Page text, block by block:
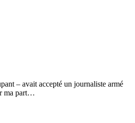
– avait accepté un journaliste armé
ma part…